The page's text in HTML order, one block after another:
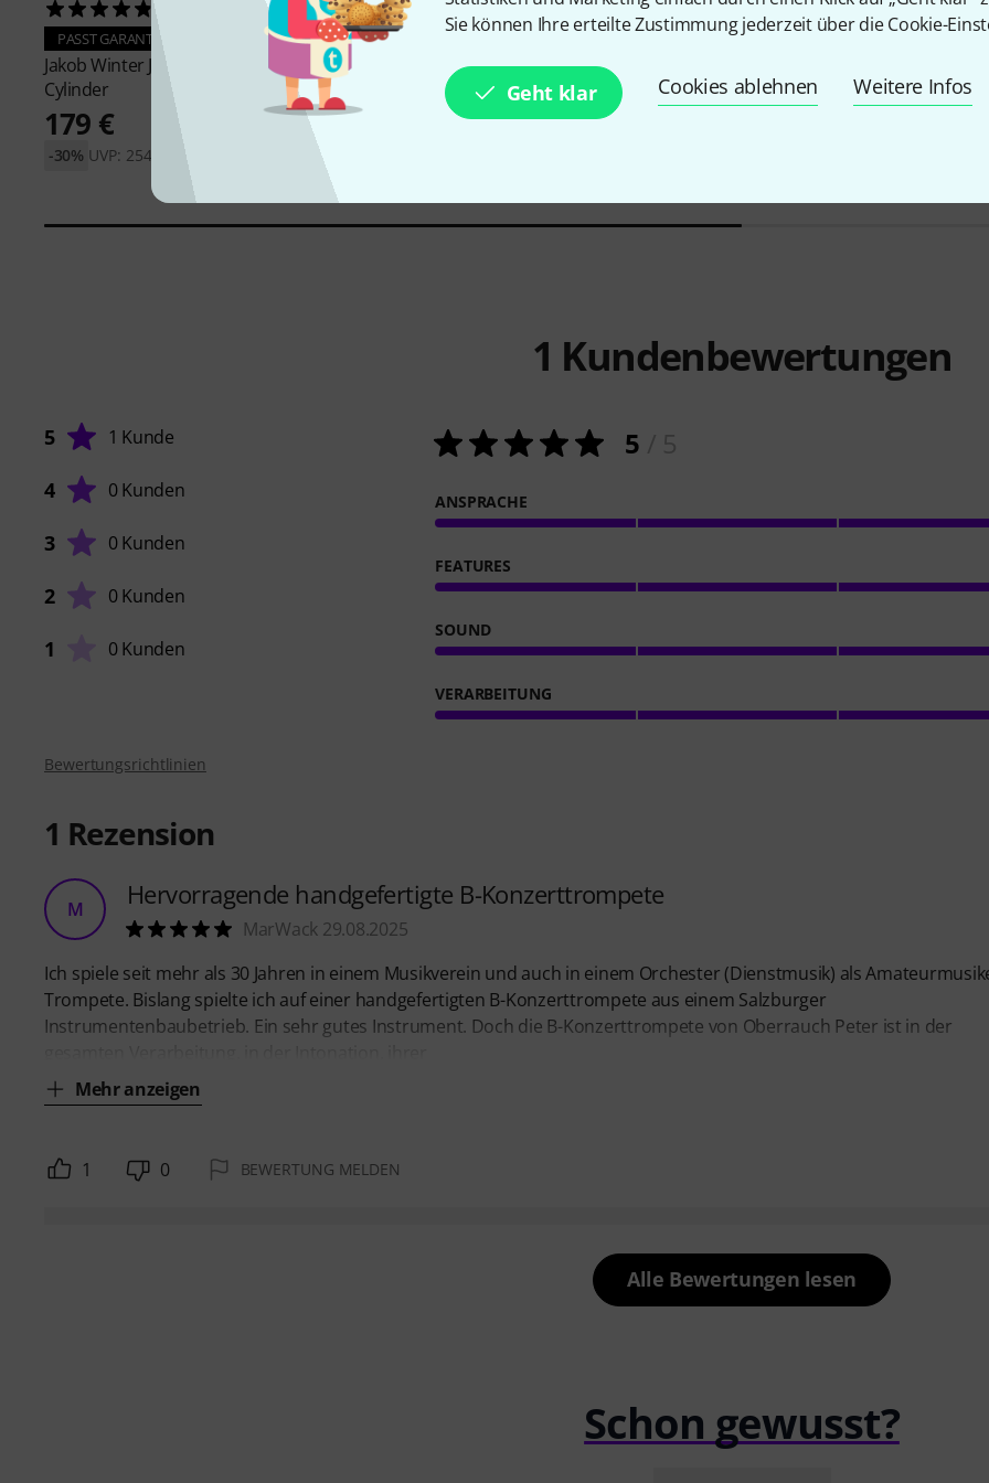
Sie können Ihre erteilte Zustimmung jederzeit über die Cookie-
Geht klar Cookies ablehnen Weitere Infos
PASST GARANTIERT
Jakob Winter JW 460 Trumpet
Cylinder
179 €
UVP: 254 €
-30%
26
PASST GARANTIERT
Ortola 105 Case Trumpet Rotary
149 €
45
PASST GARANTIERT
Trumpet Case
219 €
119 €
1 Kundenbewertungen
5 1 Kunde
4 0 Kunden
3 0 Kunden
2 0 Kunden
1 0 Kunden
5
ANSPRACHE
FEATURES
SOUND
VERARBEITUNG
Bewertungsrichtlinien
1 Rezension
M Hervorragende handgefertigte B-Konzerttrompete
MarWack 29.08.2025
Ich spiele seit mehr als 30 Jahren in einem Musikverein und auch in einem Orchester (Dienstmusik) als
Trompete. Bislang spielte ich auf einer handgefertigten B-Konzerttrompete aus einem Salzburger
Instrumentenbaubetrieb. Ein sehr gutes Instrument. Doch die B-Konzerttrompete von Oberrauch Peter ist in der
Mehr anzeigen
1 0 BEWERTUNG MELDEN
Alle Bewertungen lesen
Schon gewusst?